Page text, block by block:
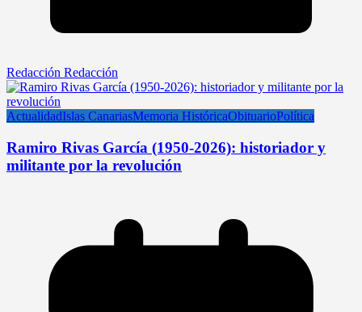
Redacción Redacción
ActualidadIslas CanariasMemoria HistóricaObituarioPolítica
Ramiro Rivas García (1950-2026): historiador y
militante por la revolución